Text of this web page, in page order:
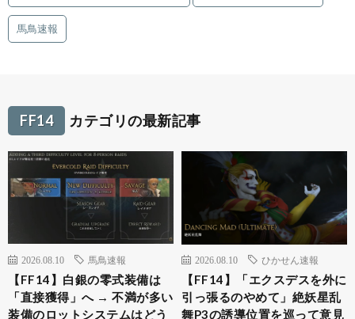
馬鳥速報
FF14 カテゴリの最新記事
2026.08.10 馬鳥速報
【FF14】白銀の零式装備は
「直接獲得」へ → 不満が多い
装備のロットシステムはどう
2026.08.10 ひかせん速報
【FF14】「エクスデスを外に
引っ張るのやめて」絶妖星乱
舞P3の誘導位置を巡って意見